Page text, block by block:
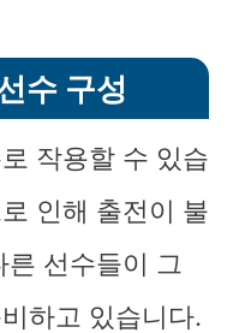
수 구성
작용할 수 있습
인해 출전이 불
선수들이 그
하고 있습니다.